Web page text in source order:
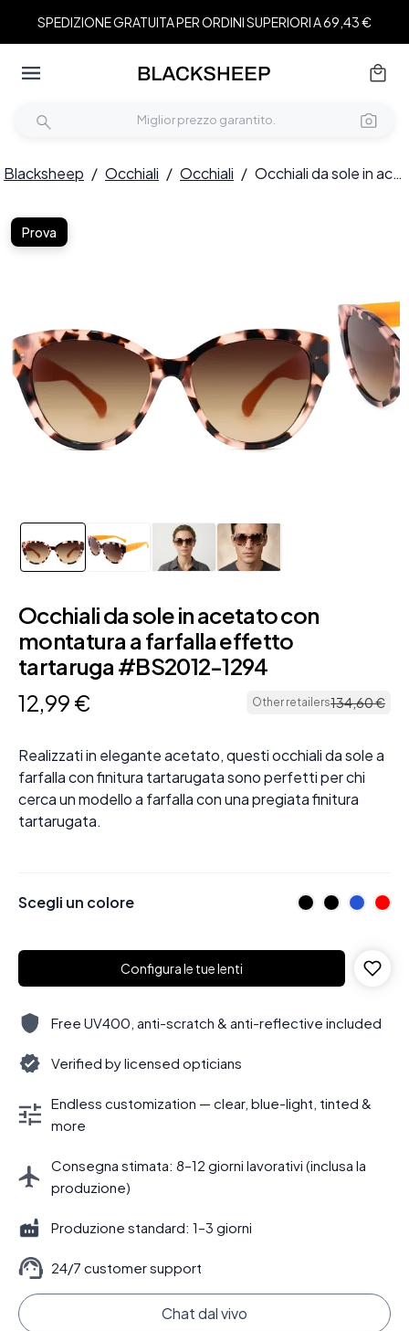
SPEDIZIONE GRATUITA PER ORDINI SUPERIORI A 69,43 €
Blacksheep / Occhiali / Occhiali / Occhiali da sole in acetato con montatura a farfalla effetto tartaruga #BS2012-1294
Prova
Occhiali da sole in acetato con
montatura a farfalla effetto
tartaruga #BS2012-1294
12,99 € Other retailers134,60€
Realizzati in elegante acetato, questi occhiali da sole a
farfalla con finitura tartarugata sono perfetti per chi
cerca un modello a farfalla con una pregiata finitura
tartarugata.
Scegli un colore
Configura le tue lenti
Free UV400, anti-scratch & anti-reflective included
Verified by licensed opticians
Endless customization — clear, blue-light, tinted &
more
Consegna stimata: 8–12 giorni lavorativi (inclusa la
produzione)
Produzione standard: 1–3 giorni
24/7 customer support
Chat dal vivo